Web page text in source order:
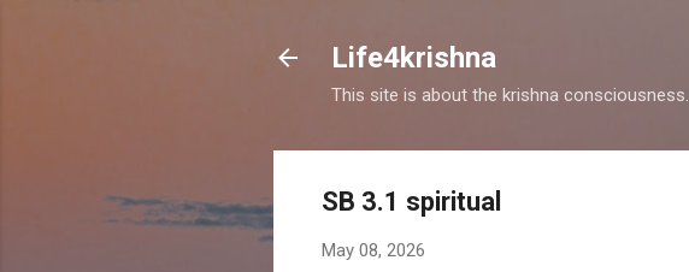
Life4krishna
This site is about the krishna consciousness.
SB 3.1 spiritual
May 08, 2026